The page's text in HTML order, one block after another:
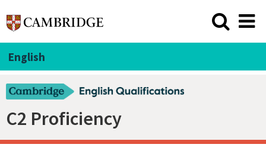
English
C2 Proficiency